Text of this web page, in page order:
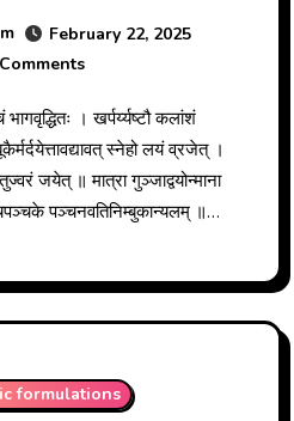
February 22, 2025
स्नेहो लयं व्रजेत् ।
जयेत् ॥ मात्रा गुञ्जाद्वयोन्माना
पञ्चनवतिनिम्बुकान्यलम् ॥…
formulations